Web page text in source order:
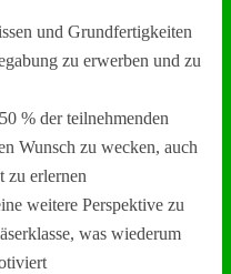
und Grundfertigkeiten
zu erwerben und zu
% der teilnehmenden
Wunsch zu wecken, auch
zu erlernen
weitere Perspektive zu
was wiederum